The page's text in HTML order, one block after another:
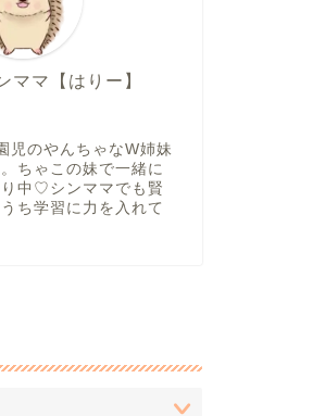
ママ【はりー】
児のやんちゃなW姉妹
ちゃこの妹で一緒に
中♡シンママでも賢
ち学習に力を入れて